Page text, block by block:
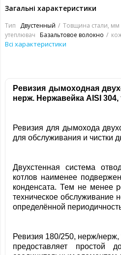
Загальні характеристики
Тип Двустенный Товщина стали, мм
утеплювач Базальтовое волокно
Всі характеристики
Ревизия дымоходная
нерж. Нержавейка AISI
Ревизия для дымохода
для обслуживания и чистки
Двухстенная система
котлов наименее
конденсата. Тем не менее
техническое обслуживание
определённой
Ревизия 180/250, нерж/
предоставляет простой